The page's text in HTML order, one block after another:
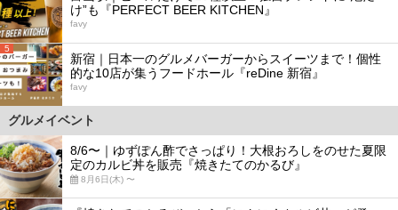
け”も『PERFECT BEER KITCHEN』
favy
5
新宿｜日本一のグルメバーガーからスイーツまで！個性
的な10店が集うフードホール『reDine 新宿』
favy
グルメイベント
8/6〜｜ゆずぽん酢でさっぱり！大根おろしをのせた夏限
定のカルビ丼を販売『焼きたてのかるび』
8月6日(木) 〜